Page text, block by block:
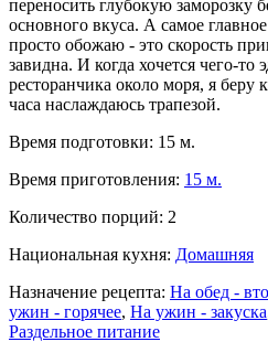
переносить глубокую заморозку
основного вкуса. А самое
просто обожаю - это скорость
завидна. И когда хочется чего-то
ресторанчика около моря, я беру
часа наслаждаюсь трапезой.
Время подготовки: 15 м.
Время приготовления: 15 м.
Количество порций: 2
Национальная кухня: Домашняя
Назначение рецепта: На обед -
ужин - горячее, На ужин - закуска
Раздельное питание